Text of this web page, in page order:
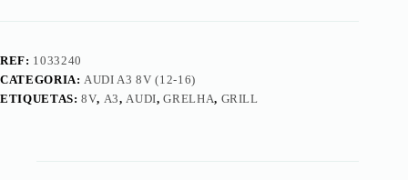
REF: 1033240
CATEGORIA:AUDI A3 8V (12-16)
ETIQUETAS:8V, A3,AUDI,GRELHA, GRILL